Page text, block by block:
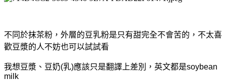
不同於抹茶粉，外層的豆乳粉是只有甜完全不會苦的， 不太喜
歡豆漿的人不妨也可以試試看
我想豆漿、豆奶(乳)應該只是翻譯上差別，英文都是soybean
milk